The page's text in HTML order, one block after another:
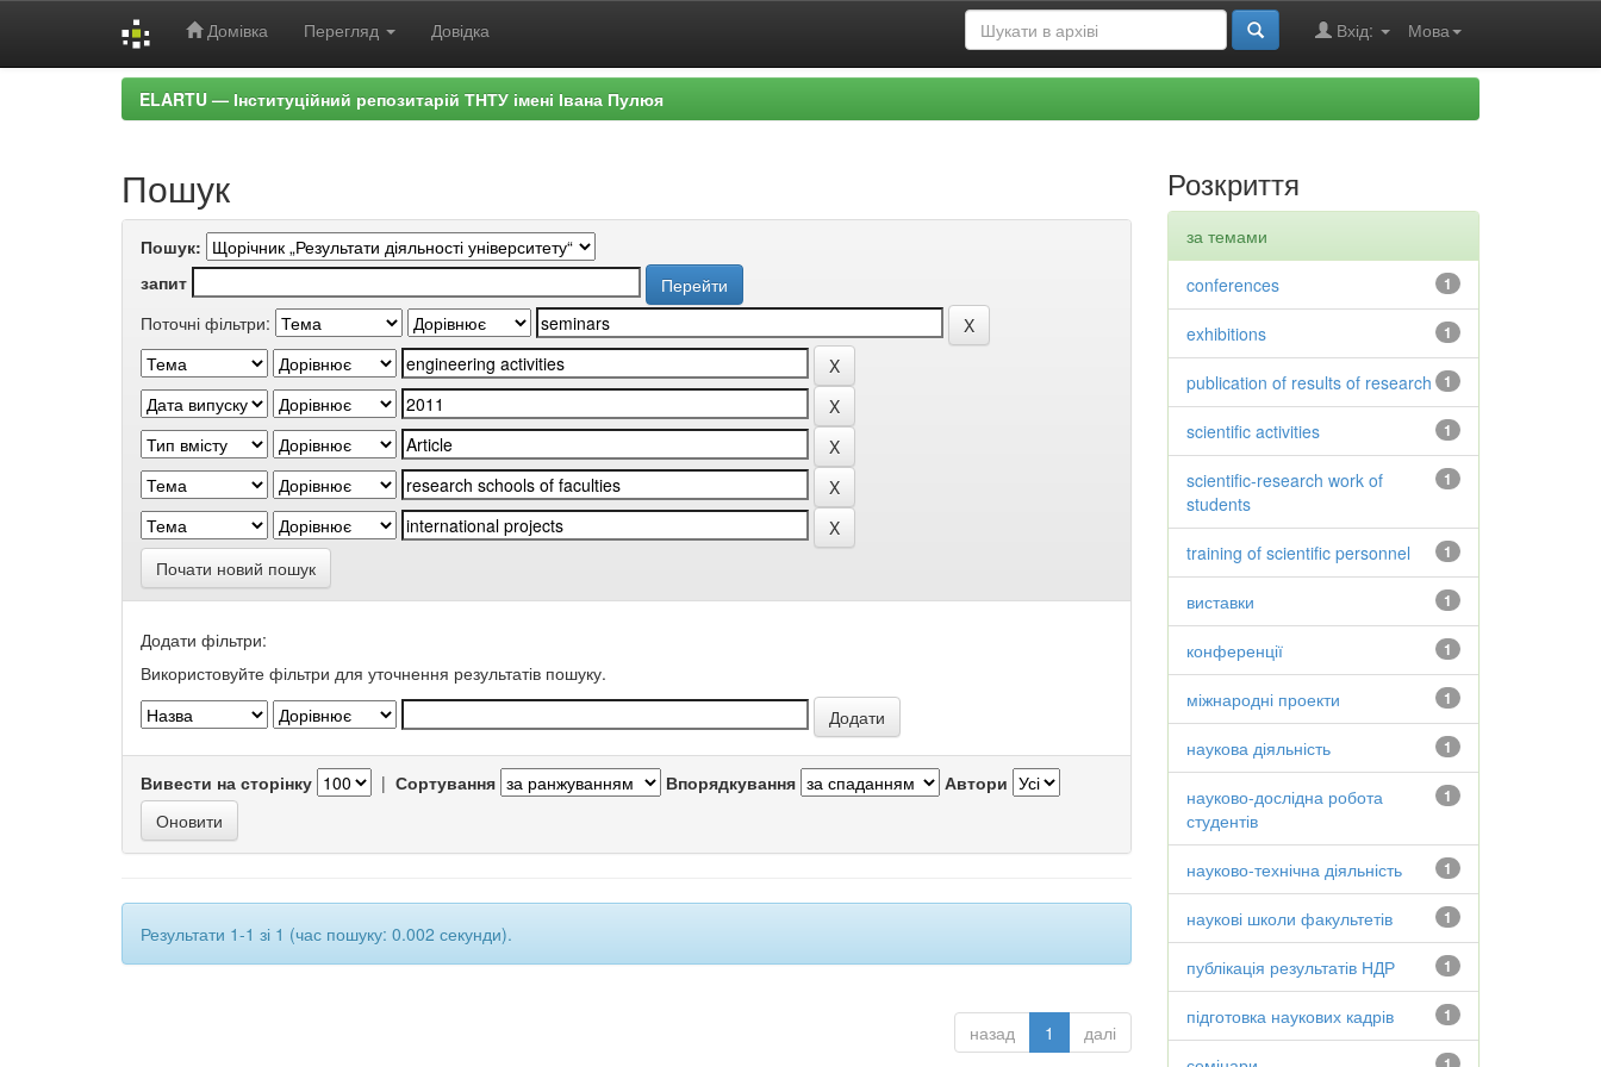
Домівка Перегляд Довідка Мова
Вхід:
ELARTU — Інституційний репозитарій ТНТУ імені Івана Пулюя
Пошук
Пошук:
запит
Поточні фільтри:
Почати новий пошук
Додати фільтри:
Використовуйте фільтри для уточнення результатів пошуку.
Вивести на сторінку | Сортування Впорядкування Автори
Результати 1-1 зі 1 (час пошуку: 0.002 секунди).
назад 1 далі
Розкриття
за темами
1
conferences
1
exhibitions
1
publication of results of research
1
scientific activities
1
scientific-research work of
students
1
training of scientific personnel
1
виставки
1
конференції
1
міжнародні проекти
1
наукова діяльність
1
науково-дослідна робота
студентів
1
науково-технічна діяльність
1
наукові школи факультетів
1
публікація результатів НДР
1
підготовка наукових кадрів